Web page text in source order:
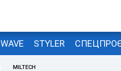
WAVE STYLER
MILTECH